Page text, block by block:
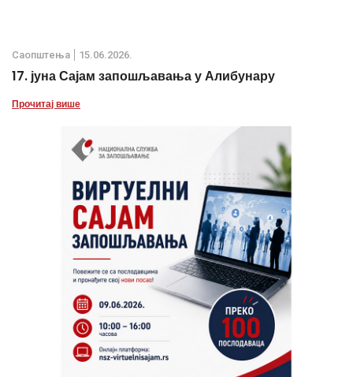
Саопштења 15.06.2026.
17. јуна Сајам запошљавања у Алибунару
Прочитај више